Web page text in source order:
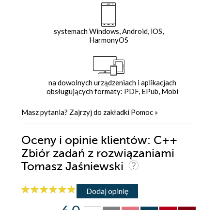
systemach Windows, Android, iOS,
HarmonyOS
na dowolnych urządzeniach i aplikacjach
obsługujących formaty: PDF, EPub, Mobi
Masz pytania? Zajrzyj do zakładki Pomoc »
Oceny i opinie klientów: C++
Zbiór zadań z rozwiązaniami
Tomasz Jaśniewski
Dodaj opinię